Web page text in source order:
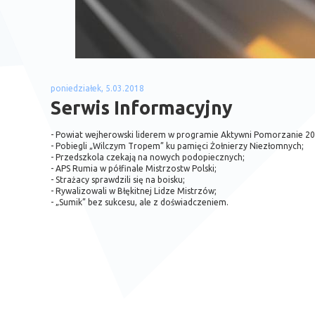
poniedziałek, 5.03.2018
Serwis Informacyjny
- Powiat wejherowski liderem w programie Aktywni Pomorzanie
- Pobiegli „Wilczym Tropem” ku pamięci Żołnierzy Niezłomnych;
- Przedszkola czekają na nowych podopiecznych;
- APS Rumia w półfinale Mistrzostw Polski;
- Strażacy sprawdzili się na boisku;
- Rywalizowali w Błękitnej Lidze Mistrzów;
- „Sumik” bez sukcesu, ale z doświadczeniem.